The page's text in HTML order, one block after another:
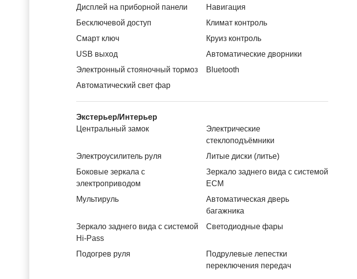
Дисплей на приборной панели
Навигация
Бесключевой доступ
Климат контроль
Смарт ключ
Круиз контроль
USB выход
Автоматические дворники
Электронный стояночный тормоз
Bluetooth
Автоматический свет фар
Экстерьер/Интерьер
Центральный замок
Электрические
стеклоподъёмники
Электроусилитель руля
Литые диски (литье)
Боковые зеркала с
электроприводом
Зеркало заднего вида с системой
ЕСМ
Мультируль
Автоматическая дверь
багажника
Зеркало заднего вида с системой
Hi-Pass
Светодиодные фары
Подогрев руля
Подрулевые лепестки
переключения передач